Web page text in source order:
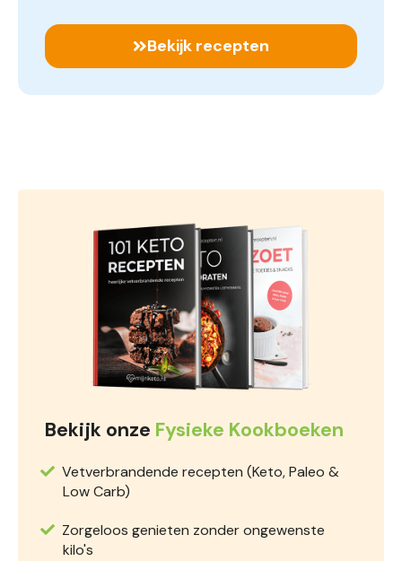
Bekijk recepten
Bekijk onze Fysieke Kookboeken
Vetverbrandende recepten (Keto, Paleo &
Low Carb)
Zorgeloos genieten zonder ongewenste
kilo's